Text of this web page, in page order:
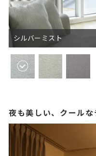
シルバーミスト
夜も美しい、クールな